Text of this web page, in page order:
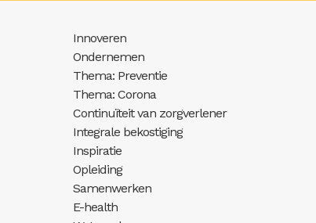
Innoveren
Ondernemen
Thema: Preventie
Thema: Corona
Continuïteit van zorgverlener
Integrale bekostiging
Inspiratie
Opleiding
Samenwerken
E-health